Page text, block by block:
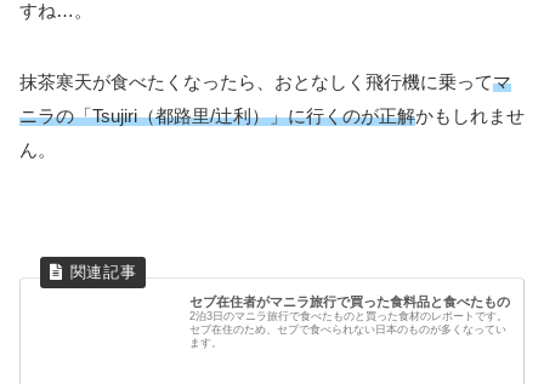
すね…。
抹茶寒天が食べたくなったら、おとなしく飛行機に乗ってマ
ニラの「Tsujiri（都路里/辻利）」に行くのが正解かもしれませ
ん。
セブ在住者がマニラ旅行で買った食料品と食べたもの
2泊3日のマニラ旅行で食べたものと買った食材のレポートです。
セブ在住のため、セブで食べられない日本のものが多くなってい
ます。